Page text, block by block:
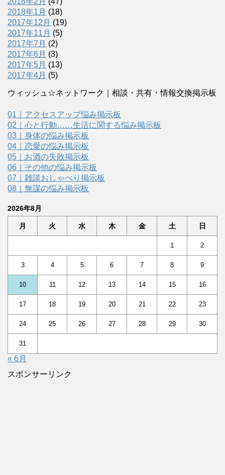
2018年1月 (18)
2017年12月 (19)
2017年11月 (5)
2017年7月 (2)
2017年6月 (3)
2017年5月 (13)
2017年4月 (5)
ウィッシュ☆ネットワーク｜相談・共有・情報交換掲示板
01｜アクセスアップ悩み掲示板
02｜心と行動……生活に関する悩み掲示板
03｜身体の悩み掲示板
04｜恋愛の悩み掲示板
05｜お酒の失敗掲示板
06｜その他の悩み掲示板
07｜雑談おしゃべり掲示板
08｜無謀の悩み掲示板
2026年8月
月 火 水 木 金 土 日
1 2
3 4 5 6 7 8 9
10 11 12 13 14 15 16
17 18 19 20 21 22 23
24 25 26 27 28 29 30
31
« 6月
スポンサーリンク